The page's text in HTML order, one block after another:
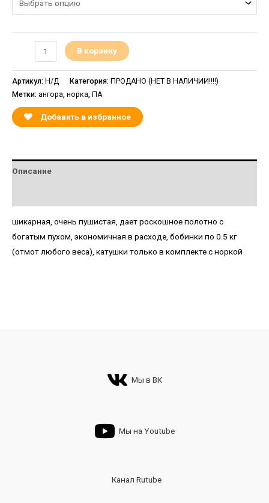
В корзину
Артикул: Н/Д Категория: ПРОДАНО (НЕТ В НАЛИЧИИ!!!!)
Метки: ангора норка ПА
Добавить в избранное
Описание
шикарная, очень пушистая, дает роскошное полотно с
богатым пухом, экономичная в расходе, бобинки по 0.5 кг
(отмот любого веса), катушки только в комплекте с норкой
Мы в ВК
Мы на Youtube
Канал Rutube